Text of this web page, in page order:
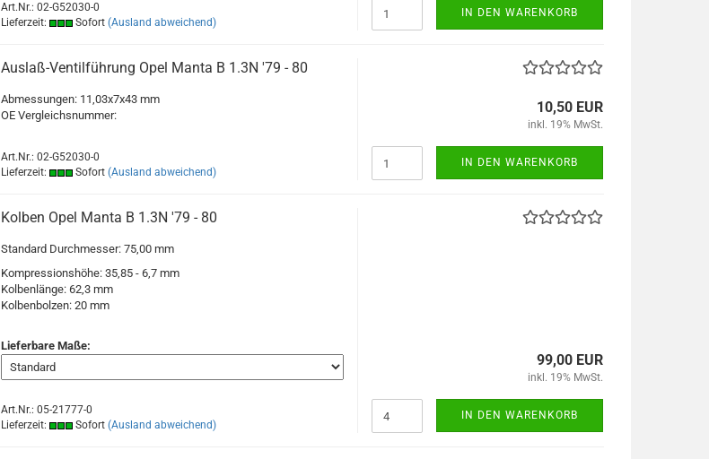
Art.Nr.: 02-G52030-0
Lieferzeit:
Sofort (Ausland abweichend)
IN DEN WARENKORB
Auslaß-Ventilführung Opel Manta B 1.3N '79 - 80
Abmessungen: 11,03x7x43 mm
OE Vergleichsnummer:
Art.Nr.: 02-G52030-0
Lieferzeit:
Sofort (Ausland abweichend)
10,50 EUR
inkl. 19% MwSt.
IN DEN WARENKORB
Kolben Opel Manta B 1.3N '79 - 80
Standard Durchmesser: 75,00 mm
Kompressionshöhe: 35,85 - 6,7 mm
Kolbenlänge: 62,3 mm
Kolbenbolzen: 20 mm
Lieferbare Maße:
Art.Nr.: 05-21777-0
Lieferzeit:
Sofort (Ausland abweichend)
99,00 EUR
inkl. 19% MwSt.
IN DEN WARENKORB